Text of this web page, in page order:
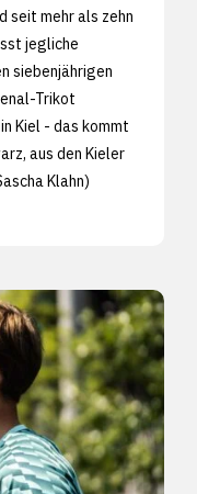
seit mehr als zehn
jegliche
siebenjährigen
Trikot
Kiel - das kommt
aus den Kieler
Klahn)